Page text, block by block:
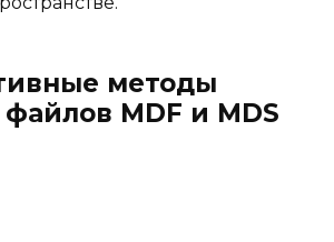
методы
MDF и MDS